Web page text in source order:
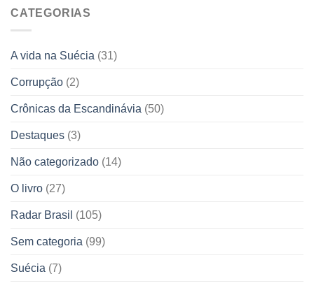
CATEGORIAS
A vida na Suécia (31)
Corrupção (2)
Crônicas da Escandinávia (50)
Destaques (3)
Não categorizado (14)
O livro (27)
Radar Brasil (105)
Sem categoria (99)
Suécia (7)